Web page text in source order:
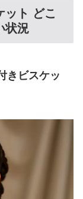
ット どこ
状況
きビスケッ